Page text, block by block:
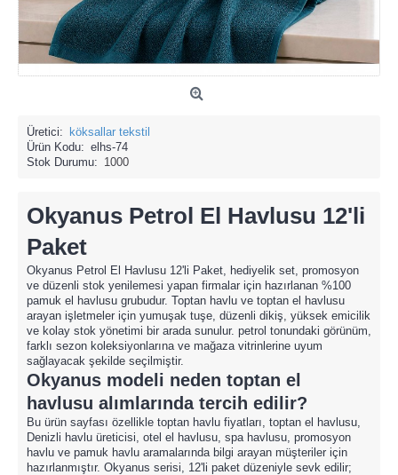
Üretici:
köksallar tekstil
Ürün Kodu: elhs-74
Stok Durumu: 1000
Okyanus Petrol El Havlusu 12'li
Paket
Okyanus Petrol El Havlusu 12'li Paket, hediyelik set, promosyon
ve düzenli stok yenilemesi yapan firmalar için hazırlanan %100
pamuk el havlusu grubudur. Toptan havlu ve toptan el havlusu
arayan işletmeler için yumuşak tuşe, düzenli dikiş, yüksek emicilik
ve kolay stok yönetimi bir arada sunulur. petrol tonundaki görünüm,
farklı sezon koleksiyonlarına ve mağaza vitrinlerine uyum
sağlayacak şekilde seçilmiştir.
Okyanus modeli neden toptan el
havlusu alımlarında tercih edilir?
Bu ürün sayfası özellikle toptan havlu fiyatları, toptan el havlusu,
Denizli havlu üreticisi, otel el havlusu, spa havlusu, promosyon
havlu ve pamuk havlu aramalarında bilgi arayan müşteriler için
hazırlanmıştır. Okyanus serisi, 12'li paket düzeniyle sevk edilir;